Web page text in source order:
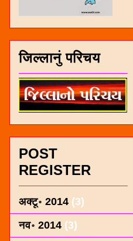
जिल्लानुं परिचय
POST
REGISTER
अक्टू॰ 2014 (3)
नव॰ 2014 (3)